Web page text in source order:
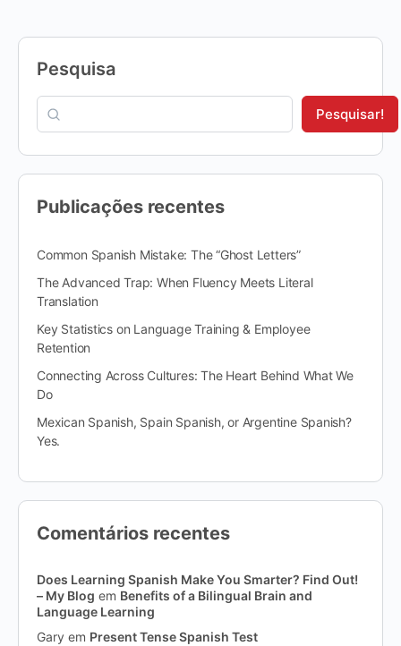
Pesquisa
Pesquisar!
Publicações recentes
Common Spanish Mistake: The “Ghost Letters”
The Advanced Trap: When Fluency Meets Literal
Translation
Key Statistics on Language Training & Employee
Retention
Connecting Across Cultures: The Heart Behind What We
Do
Mexican Spanish, Spain Spanish, or Argentine Spanish?
Yes.
Comentários recentes
Does Learning Spanish Make You Smarter? Find Out!
– My Blog em Benefits of a Bilingual Brain and
Language Learning
Gary em Present Tense Spanish Test